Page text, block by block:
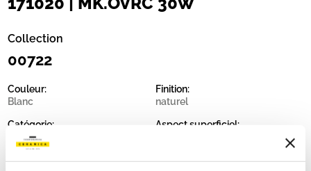
Collection
00722
Couleur:
Blanc
Catégorie:
Fond
Format:
Finition:
naturel
Aspect superficiel:
Stonalisation: